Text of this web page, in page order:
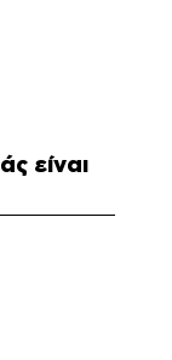
είναι